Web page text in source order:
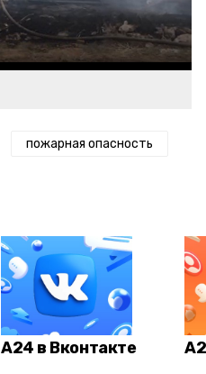
Video
пожарная опасность
А24 в Вконтакте